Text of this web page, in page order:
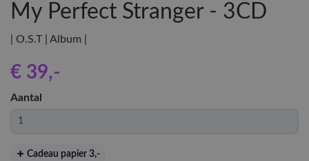
My Perfect Stranger - 3CD
| O.S.T | Album |
€ 39,-
Aantal
Cadeau papier 3,-